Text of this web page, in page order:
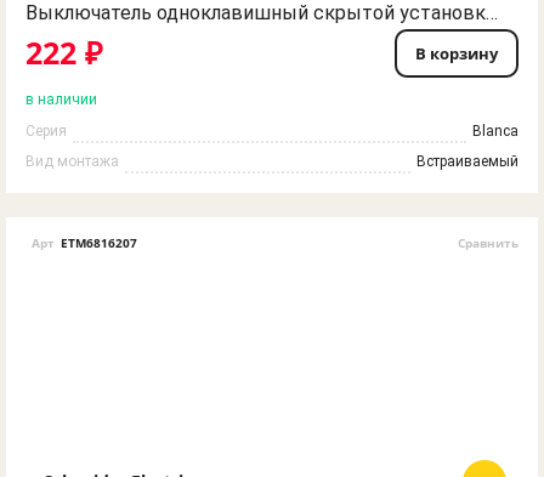
Выключатель одноклавишный скрытой установки титан BLNVS010104 BLANCA Schneider Electric
222 ₽ В корзину
в наличии
Серия
Blanca
Вид монтажа
Встраиваемый
Арт ETM6816207 Сравнить